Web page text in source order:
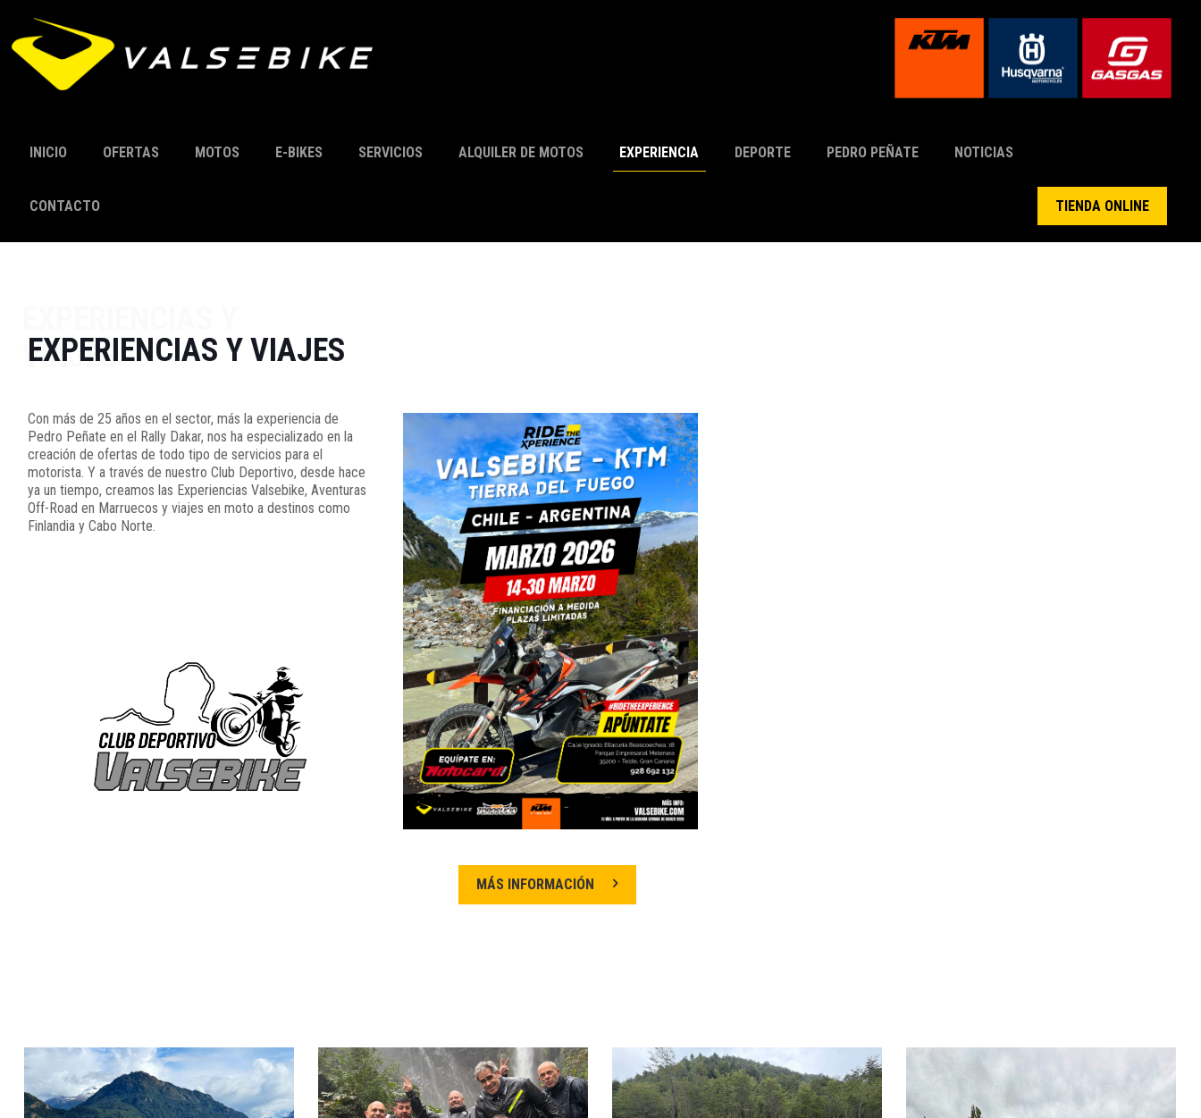
INICIO OFERTAS MOTOS E-BIKES SERVICIOS ALQUILER DE MOTOS EXPERIENCIA DEPORTE PEDRO PEÑATE NOTICIAS
CONTACTO TIENDA ONLINE
EXPERIENCIAS Y VIAJES
VIAJES
Con más de 25 años en el sector, más la experiencia de
Pedro Peñate en el Rally Dakar, nos ha especializado en la
creación de ofertas de todo tipo de servicios para el
motorista. Y a través de nuestro Club Deportivo, desde hace
ya un tiempo, creamos las Experiencias Valsebike, Aventuras
Off-Road en Marruecos y viajes en moto a destinos como
Finlandia y Cabo Norte.
MÁS INFORMACIÓN